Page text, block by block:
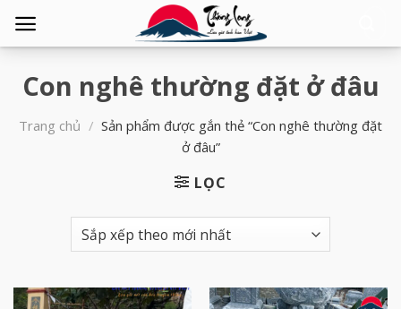
Con nghê thường đặt ở đâu
Trang chủ / Sản phẩm được gắn thẻ “Con nghê thường đặt
ở đâu”
LỌC